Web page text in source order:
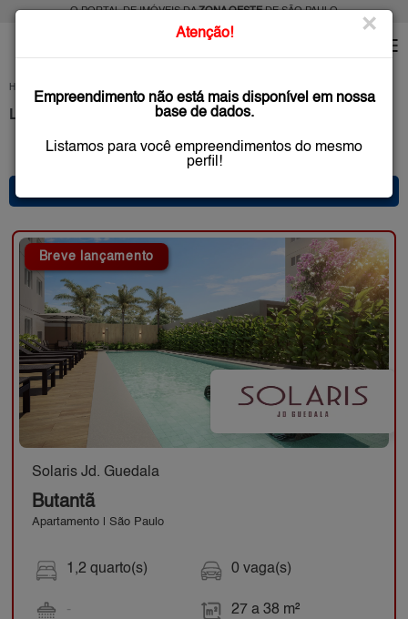
O PORTAL DE IMÓVEIS DAZONA OESTEDE SÃO PAULO
HOME
Lançamentos na Planta, Zona Oeste São Paulo
10 anúncio(s) encontrado(s)
Breve lançamento
Solaris Jd. Guedala
Butantã
Apartamento | São Paulo
1,2 quarto(s)
-
0 vaga(s)
27 a 38 m²
Atenção! ×
Empreendimento não está mais disponível em nossa
base de dados.
Listamos para você empreendimentos do mesmo
perfil!